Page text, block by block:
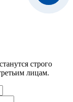
строго
лицам.